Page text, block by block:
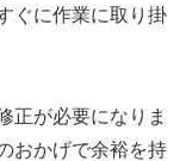
ぐに作業に取り掛
正が必要になりま
おかげで余裕を持